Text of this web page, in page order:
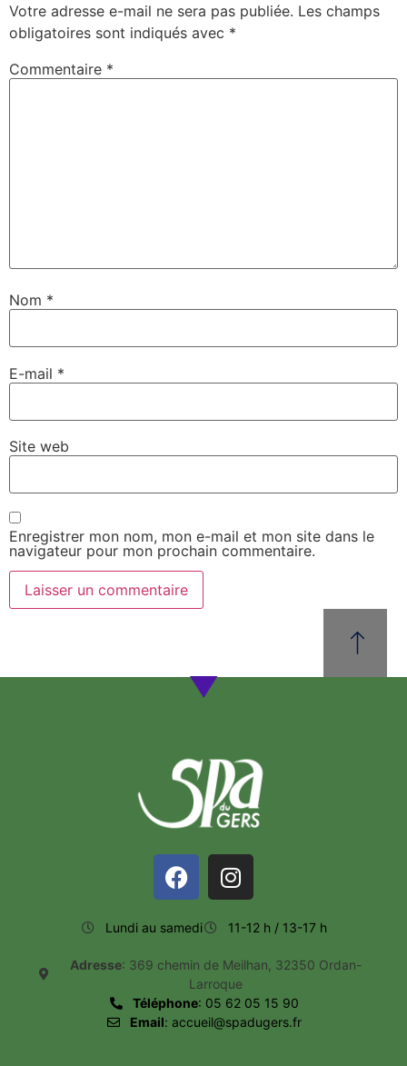
Votre adresse e-mail ne sera pas publiée. Les champs
obligatoires sont indiqués avec *
Commentaire *
Nom *
E-mail *
Site web
Enregistrer mon nom, mon e-mail et mon site dans le
navigateur pour mon prochain commentaire.
Lundi au samedi 11-12 h / 13-17 h
Adresse: 369 chemin de Meilhan, 32350 Ordan-
Larroque
Téléphone: 05 62 05 15 90
Email: accueil@spadugers.fr